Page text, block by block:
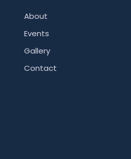
About
Events
Gallery
Contact